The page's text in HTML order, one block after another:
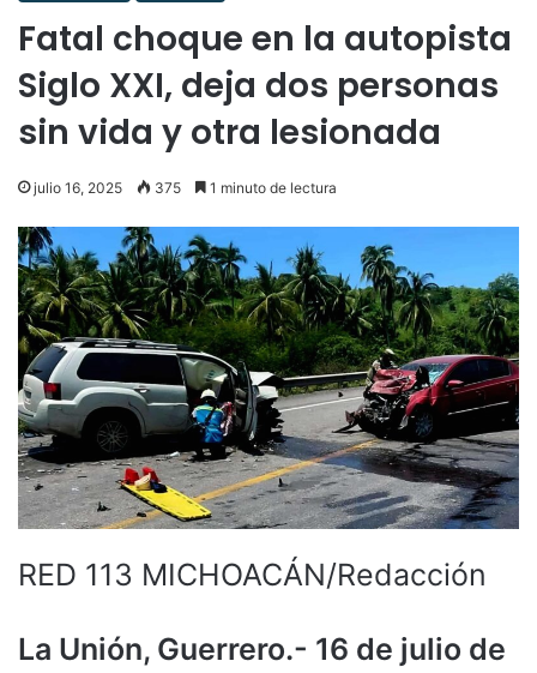
Fatal choque en la autopista
Siglo XXI, deja dos personas
sin vida y otra lesionada
julio 16, 2025 375 1 minuto de lectura
RED 113 MICHOACÁN/Redacción
La Unión, Guerrero.- 16 de julio de